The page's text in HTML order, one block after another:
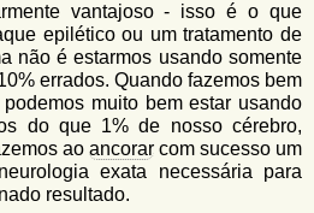
vantajoso - isso é o que
epilético ou um tratamento de
não é estarmos usando somente
errados. Quando fazemos bem
muito bem estar usando
do que 1% de nosso cérebro,
ao ancorarcom sucesso um
exata necessária para
resultado.